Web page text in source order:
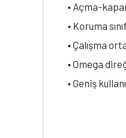
• Açma-
• Koruma
• Çalışma
• Omega
• Geniş